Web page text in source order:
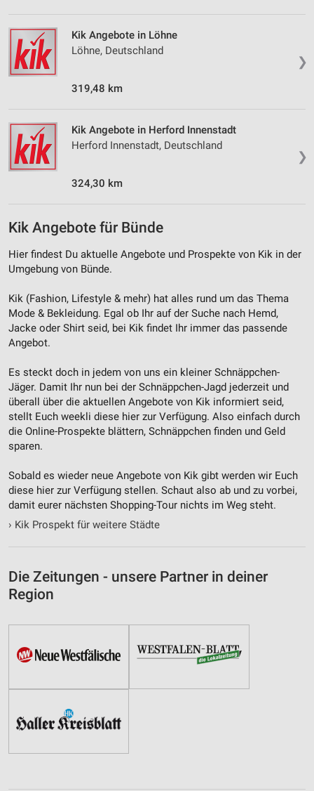
❯
Kik Angebote in Löhne
Löhne, Deutschland
319,48 km
❯
Kik Angebote in Herford Innenstadt
Herford Innenstadt, Deutschland
324,30 km
Kik Angebote für Bünde
Hier findest Du aktuelle Angebote und Prospekte von Kik in der
Umgebung von Bünde.
Kik (Fashion, Lifestyle & mehr‎) hat alles rund um das Thema
Mode & Bekleidung. Egal ob Ihr auf der Suche nach Hemd,
Jacke oder Shirt seid, bei Kik findet Ihr immer das passende
Angebot.
Es steckt doch in jedem von uns ein kleiner Schnäppchen-
Jäger. Damit Ihr nun bei der Schnäppchen-Jagd jederzeit und
überall über die aktuellen Angebote von Kik informiert seid,
stellt Euch weekli diese hier zur Verfügung. Also einfach durch
die Online-Prospekte blättern, Schnäppchen finden und Geld
sparen.
Sobald es wieder neue Angebote von Kik gibt werden wir Euch
diese hier zur Verfügung stellen. Schaut also ab und zu vorbei,
damit eurer nächsten Shopping-Tour nichts im Weg steht.
› Kik Prospekt für weitere Städte
Die Zeitungen - unsere Partner in deiner
Region
Verwendung von Profilen zur Auswahl
personalisierter Inhalte
Messung der Werbeleistung
Analyse von Zielgruppen durch Statistiken oder
Kombinationen von Daten aus verschiedenen
Quellen
Entwicklung und Verbesserung der Angebote
Verwendung reduzierter Daten zur Auswahl von
Inhalten
IAB-Besonderheiten:
Verwendung genauer Standortdaten
Geräte anhand von aktiv angeforderten
Informationen identifizieren
Nicht-IAB-Verarbeitungszwecke:
Performance
Funktional
Werbung